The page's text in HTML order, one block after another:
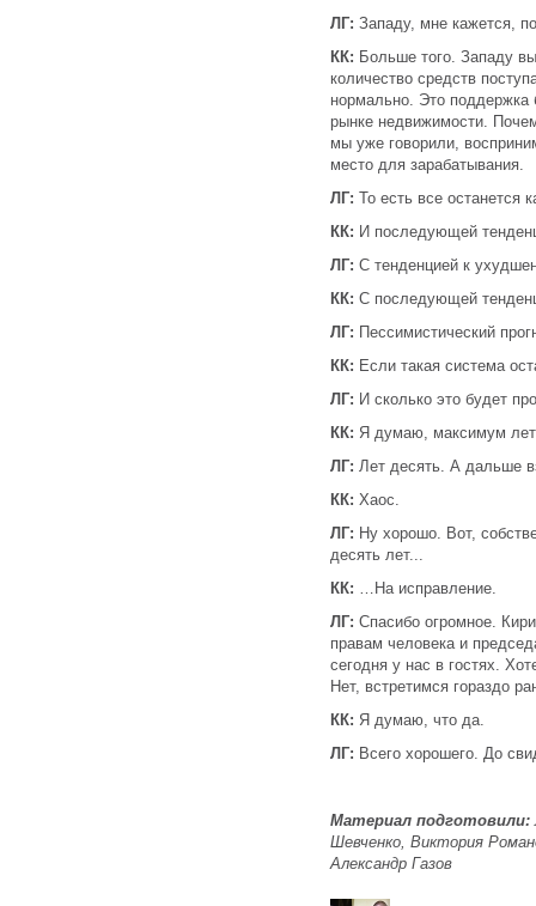
ЛГ: Западу, мне кажется,
КК: Больше того. Западу
количество средств
нормально. Это поддержка
рынке недвижимости.
мы уже говорили,
место для зарабатывания.
ЛГ: То есть все останется
КК: И последующей
ЛГ: С тенденцией к
КК: С последующей
ЛГ: Пессимистический
КК: Если такая система
ЛГ: И сколько это будет
КК: Я думаю, максимум
ЛГ: Лет десять. А дальше
КК: Хаос.
ЛГ: Ну хорошо. Вот,
десять лет...
КК: …На исправление.
ЛГ: Спасибо огромное.
правам человека и
сегодня у нас в гостях.
Нет, встретимся гораздо
КК: Я думаю, что да.
ЛГ: Всего хорошего. До
Материал подготовили:
Шевченко, Виктория
Александр Газов